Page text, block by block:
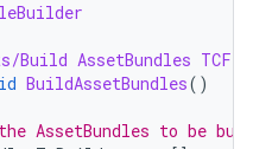
Build AssetBundles
BuildAssetBundles()
AssetBundles to be